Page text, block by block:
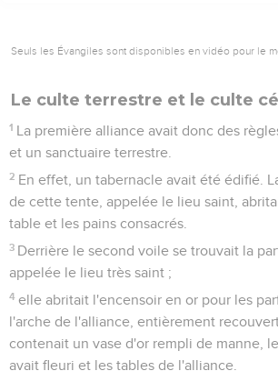
Seuls les Évangiles sont disponibles en vidéo pour le
Le culte terrestre et le culte
1 La première alliance avait donc des
et un sanctuaire terrestre.
2 En effet, un tabernacle avait été édifié.
de cette tente, appelée le lieu saint,
table et les pains consacrés.
3 Derrière le second voile se trouvait la
appelée le lieu très saint ;
4 elle abritait l'encensoir en or pour les
l'arche de l'alliance, entièrement
contenait un vase d'or rempli de manne,
avait fleuri et les tables de l'alliance.